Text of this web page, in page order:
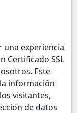
experiencia
Certificado SSL
Este
información
visitantes,
de datos